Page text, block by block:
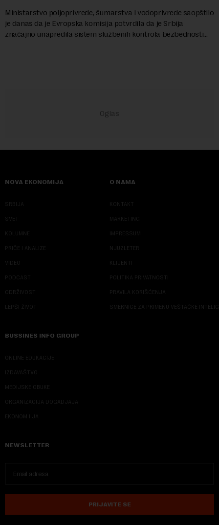
Ministarstvo poljoprivrede, šumarstva i vodoprivrede saopštilo
je danas da je Evropska komisija potvrdila da je Srbija
značajno unapredila sistem službenih kontrola bezbednosti
NOVA EKONOMIJA
SRBIJA
SVET
KOLUMNE
PRIČE I ANALIZE
VIDEO
PODCAST
ODRŽIVOST
LEPŠI ŽIVOT
O NAMA
KONTAKT
MARKETING
IMPRESSUM
NJUZLETER
KLIJENTI
POLITIKA PRIVATNOSTI
PRAVILA KORIŠĆENJA
SMERNICE ZA PRIMENU VEŠTAČKE
BUSSINES INFO GROUP
ONLINE EDUKACIJE
IZDAVAŠTVO
MEDIJSKE OBUKE
ORGANIZACIJA DOGADJAJA
EKONOM I JA
NEWSLETTER
PRIJAVITE SE